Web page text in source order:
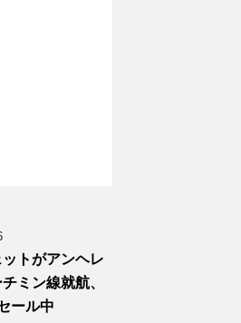
トがアンヘレ
ミン線就航、
ール中